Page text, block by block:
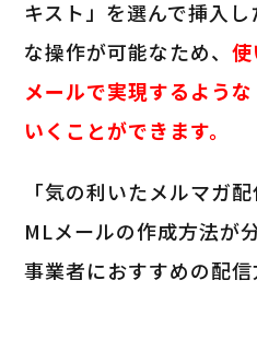
キスト」を選んで挿入
な操作が可能なため、
メールで実現するよう
いくことができます。
「気の利いたメルマガ
MLメールの作成方法が
事業者におすすめの配信